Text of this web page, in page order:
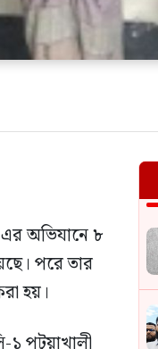
অভিযানে ৮
পরে তার
হয়।